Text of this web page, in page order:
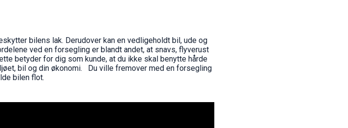
bilens lak. Derudover kan en vedligeholdt bil, ude og
ved en forsegling er blandt andet, at snavs, flyverust
betyder for dig som kunde, at du ikke skal benytte hårde
bil og din økonomi. Du ville fremover med en forsegling
bilen flot.